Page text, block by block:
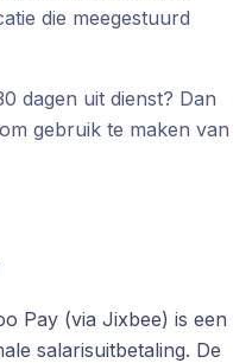
die meegestuurd
dagen uit dienst? Dan
gebruik te maken van
Pay (via Jixbee) is een
salarisuitbetaling. De